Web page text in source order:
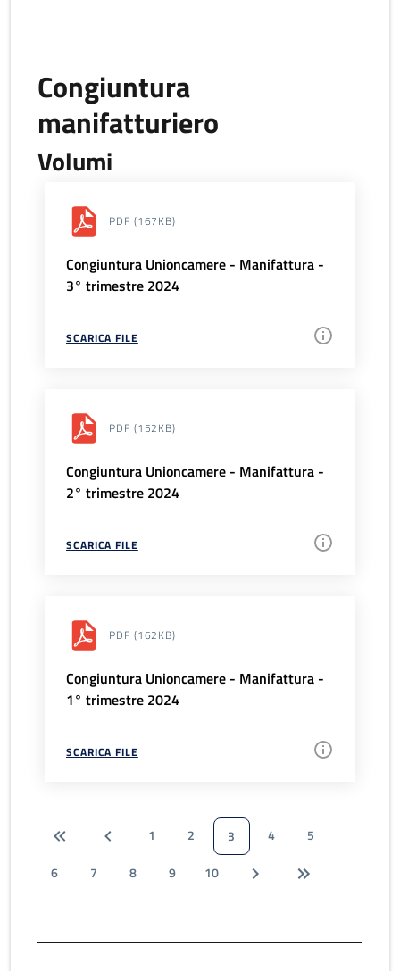
Congiuntura
manifatturiero
Volumi
PDF (167KB)
Congiuntura Unioncamere - Manifattura -
3° trimestre 2024
SCARICA FILE
PDF (152KB)
Congiuntura Unioncamere - Manifattura -
2° trimestre 2024
SCARICA FILE
PDF (162KB)
Congiuntura Unioncamere - Manifattura -
1° trimestre 2024
SCARICA FILE
1 2 3 4
5
6
7 8 9 10